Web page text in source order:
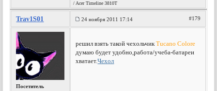
/ Acer Timeline 3810T
Trav1S01 24 ноября 2011 17:14 #179
Посетитель
решил взять такой чехольчикTucano Colore
думаю будет удобно,работа/учеба-батареи
хватает.Чехол